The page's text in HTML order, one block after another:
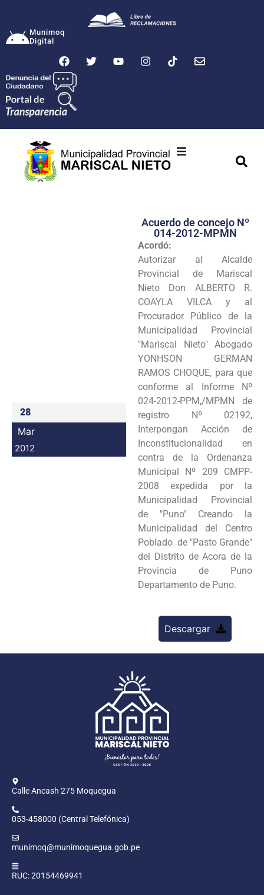
Munimoq
Digital
Transparencia
Programas
Intranet
28
Mar
2012
Acuerdo de concejo Nº
014-2012-MPMN
Acordó:
Autorizar al Alcalde
Provincial de Mariscal
Nieto Don ALBERTO R.
COAYLA VILCA y al
Procurador Público de la
Municipalidad Provincial
"Mariscal Nieto" Abogado
YONHSON GERMAN
RAMOS CHOQUE, para que
conforme al Informe Nº
024-2012-PPM,/MPMN de
registro Nº 02192,
Interpongan Acción de
Inconstitucionalidad en
contra de la Ordenanza
Municipal Nº 209 CMPP-
2008 expedida por la
Municipalidad Provincial
de "Puno" Creando la
Municipalidad del Centro
Poblado de "Pasto Grande"
del Distrito de Acora de la
Provincia de Puno
Departamento de Puno.
Descargar
Calle Ancash 275 Moquegua
053-458000 (Central Telefónica)
munimoq@munimoquegua.gob.pe
RUC: 20154469941